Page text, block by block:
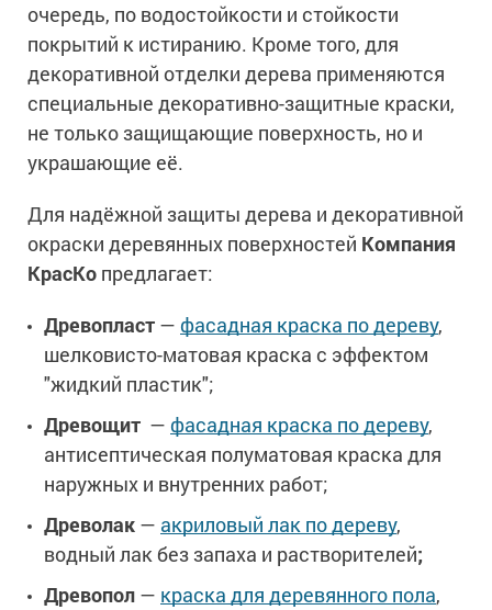
очередь, по водостойкости и стойкости
покрытий к истиранию. Кроме того, для
декоративной отделки дерева применяются
специальные декоративно-защитные краски,
не только защищающие поверхность, но и
украшающие её.
Для надёжной защиты дерева и декоративной
окраски деревянных поверхностей Компания
КрасКо предлагает:
Древопласт — фасадная краска по дереву,
шелковисто-матовая краска с эффектом
"жидкий пластик";
Древощит — фасадная краска по дереву,
антисептическая полуматовая краска для
наружных и внутренних работ;
Древолак — акриловый лак по дереву,
водный лак без запаха и растворителей;
Древопол — краска для деревянного пола,